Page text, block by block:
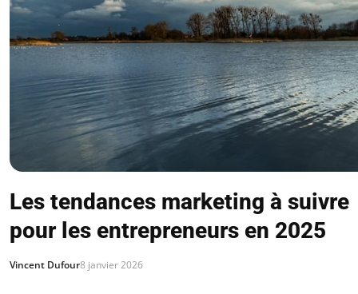
Les tendances marketing à suivre
pour les entrepreneurs en 2025
Vincent Dufour8 janvier 2026